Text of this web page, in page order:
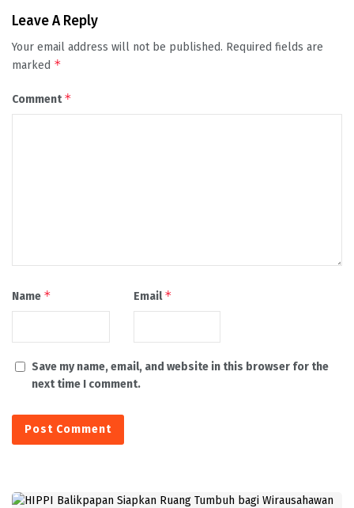
Leave A Reply
Your email address will not be published. Required fields are
marked *
Comment*
Name * Email*
Save my name, email, and website in this browser for the
next time I comment.